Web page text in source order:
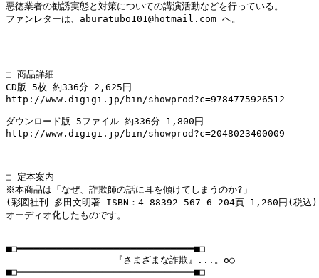
悪徳業者の勧誘実態と対策についての講演活動などを行っている。
ファンレターは、aburatubo101@hotmail.com へ。
□ 商品詳細
CD版 5枚 約336分 2,625円
http://www.digigi.jp/bin/showprod?c=9784775926512
ダウンロード版 5ファイル 約336分 1,800円
http://www.digigi.jp/bin/showprod?c=2048023400009
□ 定本案内
※本商品は「なぜ、詐欺師の話に耳を傾けてしまうのか?」
(彩図社刊 多田文明著 ISBN：4-88392-567-6 204頁 1,260円(税込
オーディオ化したものです。
■□━━━━━━━━━━━━━━━━━━━━━━━━━━━━━━━■□
                   『さまざまな詐欺』...。o○
■□━━━━━━━━━━━━━━━━━━━━━━━━━━━━━━━■□